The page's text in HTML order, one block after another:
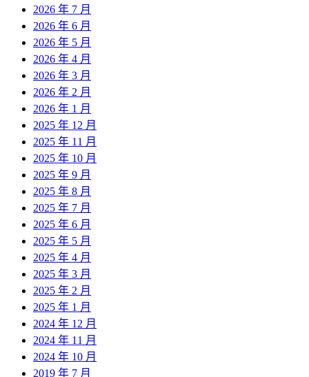
2026 年 7 月
2026 年 6 月
2026 年 5 月
2026 年 4 月
2026 年 3 月
2026 年 2 月
2026 年 1 月
2025 年 12 月
2025 年 11 月
2025 年 10 月
2025 年 9 月
2025 年 8 月
2025 年 7 月
2025 年 6 月
2025 年 5 月
2025 年 4 月
2025 年 3 月
2025 年 2 月
2025 年 1 月
2024 年 12 月
2024 年 11 月
2024 年 10 月
2019 年 7 月